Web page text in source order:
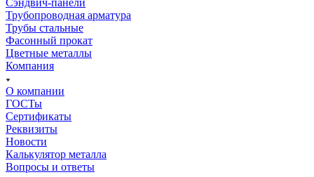
Сэндвич-панели
Трубопроводная арматура
Трубы стальные
Фасонный прокат
Цветные металлы
Компания
О компании
ГОСТы
Сертификаты
Реквизиты
Новости
Калькулятор металла
Вопросы и ответы